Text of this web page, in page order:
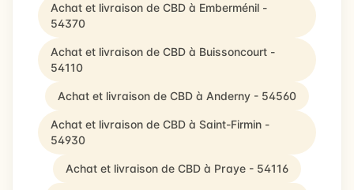
Achat et livraison de CBD à Emberménil -
54370
Achat et livraison de CBD à Buissoncourt -
54110
Achat et livraison de CBD à Anderny - 54560
Achat et livraison de CBD à Saint-Firmin -
54930
Achat et livraison de CBD à Praye - 54116